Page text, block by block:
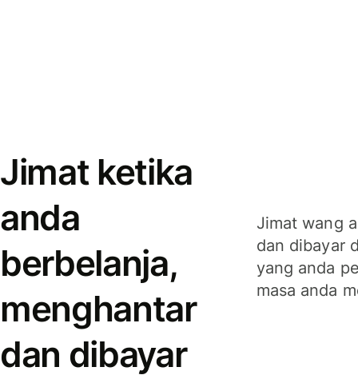
Jimat ketika
anda
berbelanja,
menghantar
dan dibayar
Jimat wang
dan dibayar
yang anda
masa anda